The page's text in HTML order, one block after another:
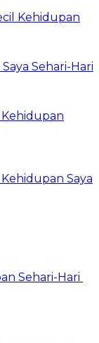
Kehidupan
Sehari-Hari
Kehidupan
Saya
Sehari-Hari